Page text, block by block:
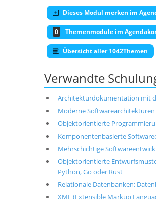
Dieses Modul merken im
0 Themenmodule im
Übersicht aller 1042Themen
Verwandte
Architekturdokumentation mit
Moderne
Objektorientierte
Komponentenbasierte
Mehrschichtige
Objektorientierte
Python, Go oder Rust
Relationale Datenbanken:
XML (Extensible Markup